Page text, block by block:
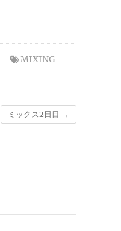
MIXING
ミックス2日目 →